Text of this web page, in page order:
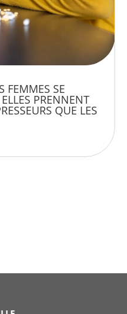
FEMMES SE
PRENNENT
QUE LES